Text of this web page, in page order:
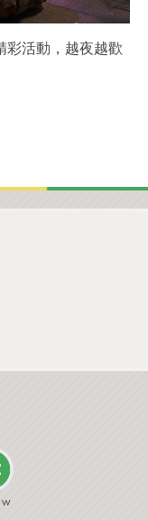
彩活動，越夜越歡